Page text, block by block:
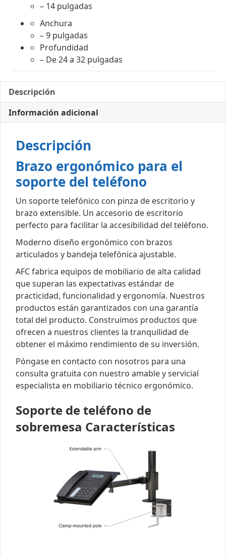
– 14 pulgadas
Anchura
– 9 pulgadas
Profundidad
– De 24 a 32 pulgadas
Descripción
Información adicional
Descripción
Brazo ergonómico para el
soporte del teléfono
Un soporte telefónico con pinza de escritorio y
brazo extensible. Un accesorio de escritorio
perfecto para facilitar la accesibilidad del teléfono.
Moderno diseño ergonómico con brazos
articulados y bandeja telefónica ajustable.
AFC fabrica equipos de mobiliario de alta calidad
que superan las expectativas estándar de
practicidad, funcionalidad y ergonomía. Nuestros
productos están garantizados con una garantía
total del producto. Construimos productos que
ofrecen a nuestros clientes la tranquilidad de
obtener el máximo rendimiento de su inversión.
Póngase en contacto con nosotros para una
consulta gratuita con nuestro amable y servicial
especialista en mobiliario técnico ergonómico.
Soporte de teléfono de
sobremesa Características